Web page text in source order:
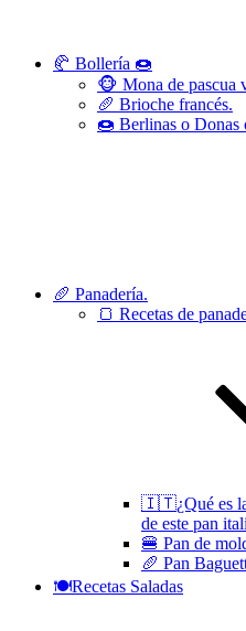
🥐 Bollería 🍩
🐵 Mona de pascua
🥖 Brioche francés.
🍩 Berlinas o Donas
🥖 Panadería.
🍞 Recetas de
🇮🇹¿Qué es la
de este pan
🍔 Pan de
🥖 Pan
🍽Recetas Saladas